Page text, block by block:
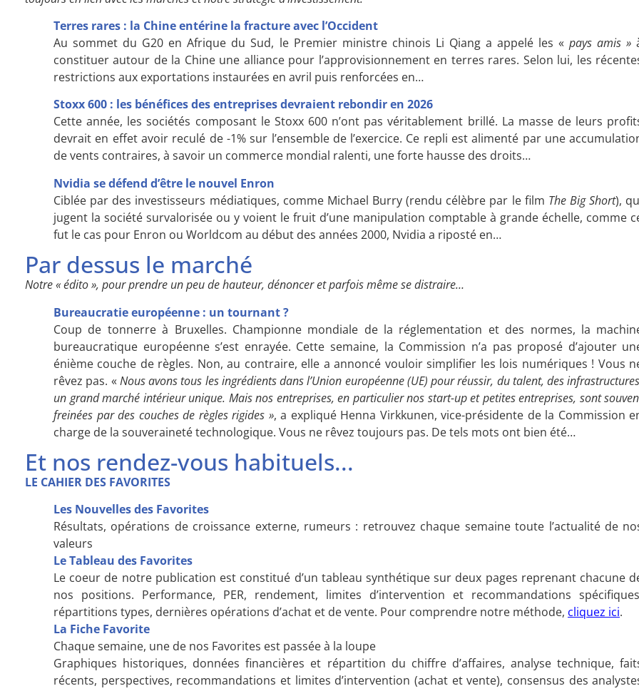
Terres rares : la Chine entérine la fracture avec l’Occident
Au sommet du G20 en Afrique du Sud, le Premier ministre chinois Li Qiang a appelé les «pays amis »
constituer autour de la Chine une alliance pour l’approvisionnement en terres rares. Selon lui, les
restrictions aux exportations instaurées en avril puis renforcées en…
Stoxx 600 : les bénéfices des entreprises devraient rebondir en 2026
Cette année, les sociétés composant le Stoxx 600 n’ont pas véritablement brillé. La masse de leurs
devrait en effet avoir reculé de -1% sur l’ensemble de l’exercice. Ce repli est alimenté par une
de vents contraires, à savoir un commerce mondial ralenti, une forte hausse des droits…
Nvidia se défend d’être le nouvel Enron
Ciblée par des investisseurs médiatiques, comme Michael Burry (rendu célèbre par le film The Big Short),
jugent la société survalorisée ou y voient le fruit d’une manipulation comptable à grande échelle, comme
fut le cas pour Enron ou Worldcom au début des années 2000, Nvidia a riposté en…
Par dessus le marché
Notre « édito », pour prendre un peu de hauteur, dénoncer et parfois même se distraire…
Bureaucratie européenne : un tournant ?
Coup de tonnerre à Bruxelles. Championne mondiale de la réglementation et des normes, la
bureaucratique européenne s’est enrayée. Cette semaine, la Commission n’a pas proposé d’ajouter
énième couche de règles. Non, au contraire, elle a annoncé vouloir simplifier les lois numériques ! Vous
rêvez pas. «Nous avons tous les ingrédients dans l’Union européenne (UE) pour réussir, du talent, des
un grand marché intérieur unique. Mais nos entreprises, en particulier nos start-up et petites entreprises, sont
freinées par des couches de règles rigides », a expliqué Henna Virkkunen, vice-présidente de la Commission
charge de la souveraineté technologique. Vous ne rêvez toujours pas. De tels mots ont bien été…
Et nos rendez-vous habituels...
LE CAHIER DES FAVORITES
Les Nouvelles des Favorites
Résultats, opérations de croissance externe, rumeurs : retrouvez chaque semaine toute l’actualité de
valeurs
Le Tableau des Favorites
Le coeur de notre publication est constitué d’un tableau synthétique sur deux pages reprenant chacune
nos positions. Performance, PER, rendement, limites d’intervention et recommandations
répartitions types, dernières opérations d’achat et de vente. Pour comprendre notre méthode, cliquez ici.
La Fiche Favorite
Chaque semaine, une de nos Favorites est passée à la loupe
Graphiques historiques, données financières et répartition du chiffre d’affaires, analyse technique,
récents, perspectives, recommandations et limites d’intervention (achat et vente), consensus des